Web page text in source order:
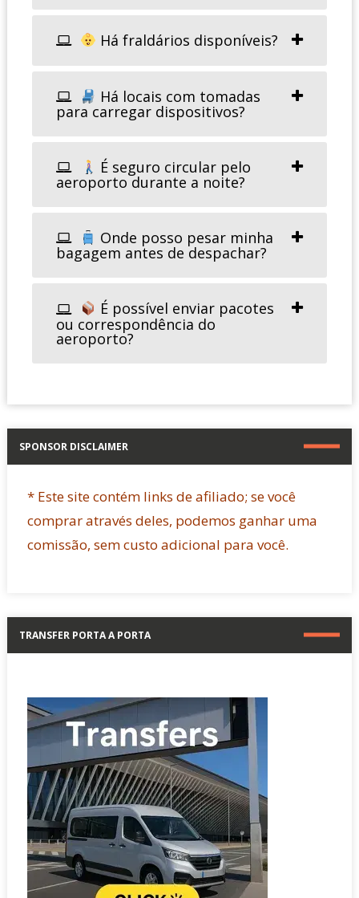
Há fraldários disponíveis?
Há locais com tomadas
para carregar dispositivos?
É seguro circular pelo
aeroporto durante a noite?
Onde posso pesar minha
bagagem antes de despachar?
É possível enviar pacotes
ou correspondência do
aeroporto?
SPONSOR DISCLAIMER
* Este site contém links de afiliado; se você
comprar através deles, podemos ganhar uma
comissão, sem custo adicional para você.
TRANSFER PORTA A PORTA